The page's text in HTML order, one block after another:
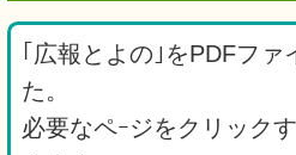
｢広報とよの｣をPDFファ
た。
必要なペｰジをクリック